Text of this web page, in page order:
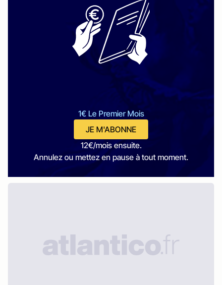
1€ Le Premier Mois
JE M'ABONNE
12€/mois ensuite.
Annulez ou mettez en pause à tout moment.